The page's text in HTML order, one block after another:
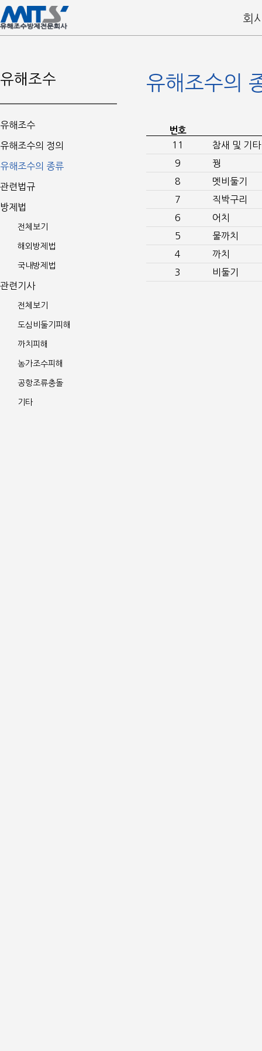
회
유해조수
유해조수
유해조수의 정의
유해조수의 종류
관련법규
방제법
전체보기
해외방제법
국내방제법
관련기사
전체보기
도심비둘기피해
까치피해
농가조수피해
공항조류충돌
기타
유해조수의
번호
11
참새 및 기타
9
꿩
8
멧비둘기
7
직박구리
6
어치
5
물까치
4
까치
3
비둘기